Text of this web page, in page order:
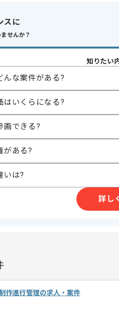
務内容
めるスキル
ゲーム開発業務の経験（1年以上）
迎スキル
キルに不安がある方へ
記に似た経験やスキルをお持ちであれば申
売り上げトップのアプリ」ランキン
計900万ダウンロードを突破したゲー
広いジャンルのゲームを多数リリース
名タイトルに携わりたい方や、
スに
せんか？
知りたい
んな案件がある?
はいくらになる?
画できる?
がある?
いは?
詳し
作進行管理の求人・案件